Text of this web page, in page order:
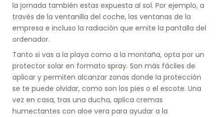
la jornada también estas expuesta al sol. Por ejemplo, a
través de la ventanilla del coche, las ventanas de la
empresa e incluso la radiación que emite la pantalla del
ordenador.
Tanto si vas a la playa como a la montaña, opta por un
protector solar en formato spray. Son más fáciles de
aplicar y permiten alcanzar zonas donde la protección
se te puede olvidar, como son los pies o el escote. Una
vez en casa, tras una ducha, aplica cremas
humectantes con aloe vera para ayudar a la